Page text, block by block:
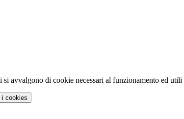
avvalgono di cookie necessari al funzionamento ed
i cookies